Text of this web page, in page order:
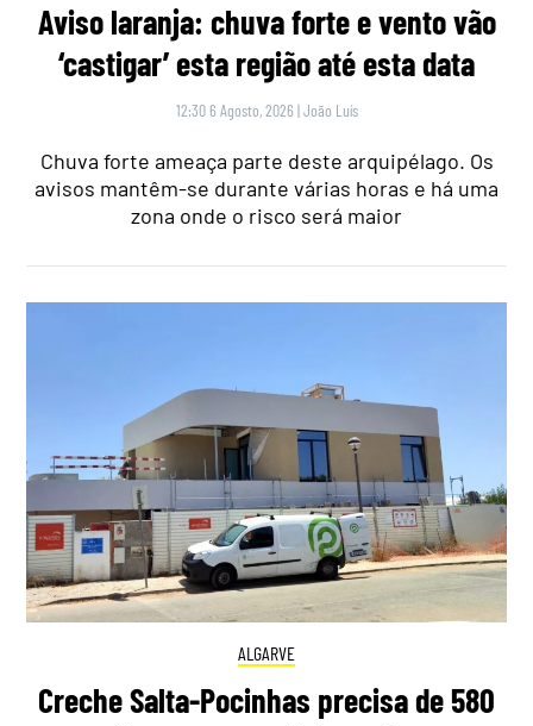
Aviso laranja: chuva forte e vento vão
‘castigar’ esta região até esta data
12:30 6 Agosto, 2026 |João Luís
Chuva forte ameaça parte deste arquipélago. Os
avisos mantêm-se durante várias horas e há uma
zona onde o risco será maior
ALGARVE
Creche Salta-Pocinhas precisa de 580